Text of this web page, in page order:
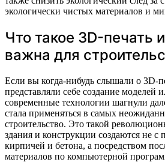
экологически чистых материалов и
Что такое 3D-печать
важна для
Если вы когда-нибудь слышали о 3D-
представляли себе создание моделей
современные технологии шагнули
стала применяться в самых
строительство. Это такой
здания и конструкции создаются не
кирпичей и бетона, а посредством
материалов по компьютерной